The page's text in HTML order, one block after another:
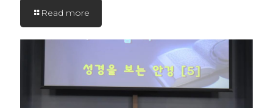
Read more